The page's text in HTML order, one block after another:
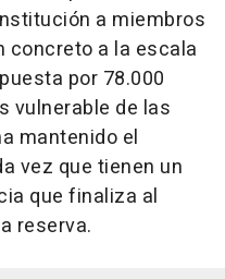
a miembros
concreto a la escala
por 78.000
vulnerable de las
mantenido el
vez que tienen un
que finaliza al
reserva.